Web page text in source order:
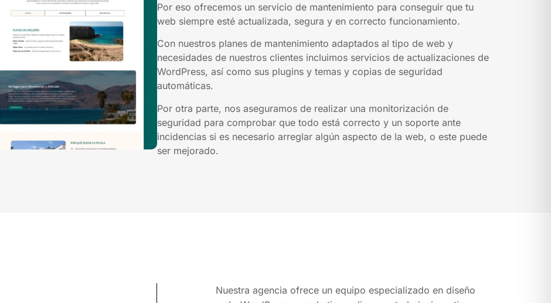
Por eso ofrecemos un servicio de mantenimiento para conseguir que tu
web siempre esté actualizada, segura y en correcto funcionamiento.
Con nuestros planes de mantenimiento adaptados al tipo de web y
necesidades de nuestros clientes incluimos servicios de actualizaciones de
WordPress, así como sus plugins y temas y copias de seguridad
automáticas.
Por otra parte, nos aseguramos de realizar una monitorización de
seguridad para comprobar que todo está correcto y un soporte ante
incidencias si es necesario arreglar algún aspecto de la web, o este puede
ser mejorado.
Nuestra agencia ofrece un equipo especializado en diseño